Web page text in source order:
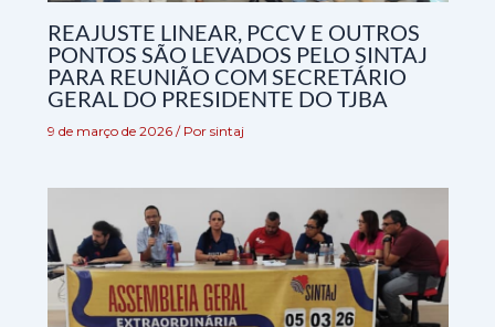
REAJUSTE LINEAR, PCCV E OUTROS
PONTOS SÃO LEVADOS PELO SINTAJ
PARA REUNIÃO COM SECRETÁRIO
GERAL DO PRESIDENTE DO TJBA
9 de março de 2026 / Por sintaj